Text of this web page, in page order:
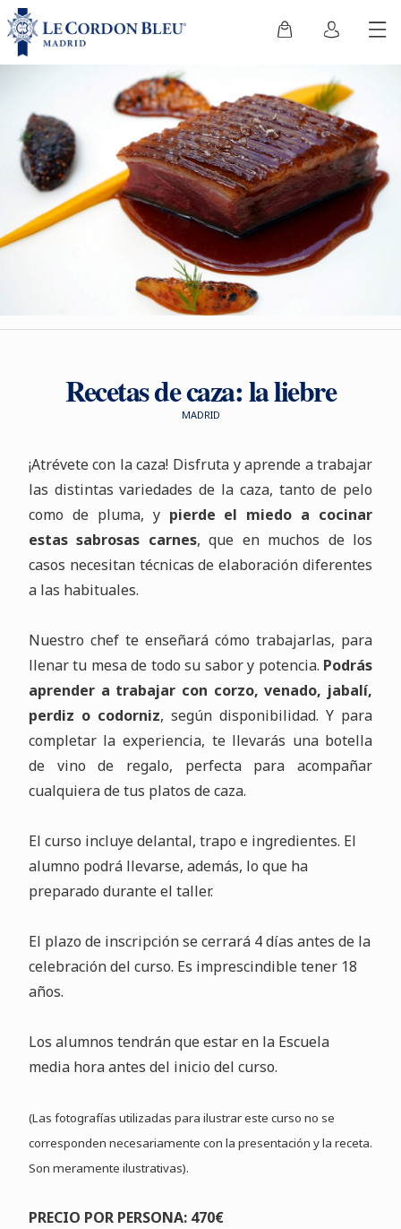
Recetas de caza: la liebre
MADRID
¡Atrévete con la caza! Disfruta y aprende a trabajar
las distintas variedades de la caza, tanto de pelo
como de pluma, y pierde el miedo a cocinar
estas sabrosas carnes, que en muchos de los
casos necesitan técnicas de elaboración diferentes
a las habituales.
Nuestro chef te enseñará cómo trabajarlas, para
llenar tu mesa de todo su sabor y potencia. Podrás
aprender a trabajar con corzo, venado, jabalí,
perdiz o codorniz, según disponibilidad. Y para
completar la experiencia, te llevarás una botella
de vino de regalo, perfecta para acompañar
cualquiera de tus platos de caza.
El curso incluye delantal, trapo e ingredientes. El
alumno podrá llevarse, además, lo que ha
preparado durante el taller.
El plazo de inscripción se cerrará 4 días antes de la
celebración del curso. Es imprescindible tener 18
años.
Los alumnos tendrán que estar en la Escuela
media hora antes del inicio del curso.
(Las fotografías utilizadas para ilustrar este curso no se
corresponden necesariamente con la presentación y la receta.
Son meramente ilustrativas).
PRECIO POR PERSONA: 470€